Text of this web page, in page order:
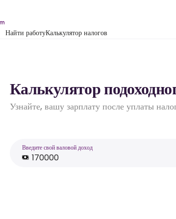
Найти работуКалькулятор налогов
Калькулятор
Узнайте, вашу зарплату после уплаты
Введите свой валовой доход